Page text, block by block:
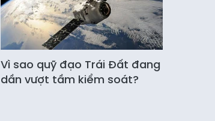
Vì sao quỹ đạo Trái Đất đang
dần vượt tầm kiểm soát?